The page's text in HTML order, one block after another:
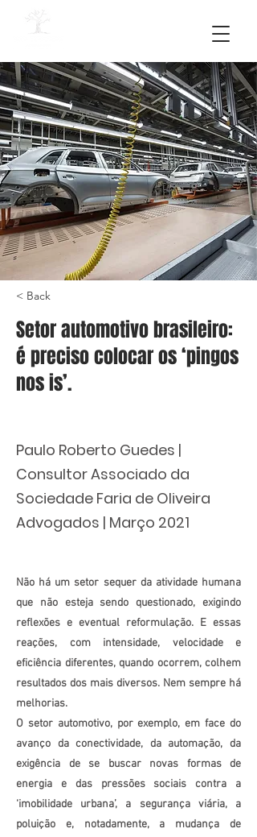
< Back
Setor automotivo brasileiro:
é preciso colocar os ‘pingos
nos is’.
Paulo Roberto Guedes |
Consultor Associado da
Sociedade Faria de Oliveira
Advogados | Março 2021
Não há um setor sequer da atividade humana
que não esteja sendo questionado, exigindo
reflexões e eventual reformulação. E essas
reações, com intensidade, velocidade e
eficiência diferentes, quando ocorrem, colhem
resultados dos mais diversos. Nem sempre há
melhorias.
O setor automotivo, por exemplo, em face do
avanço da conectividade, da automação, da
exigência de se buscar novas formas de
energia e das pressões sociais contra a
‘imobilidade urbana’, a segurança viária, a
poluição e, notadamente, a mudança de